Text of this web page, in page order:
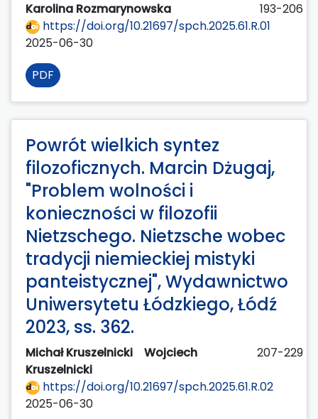
Karolina Rozmarynowska
193-206
https://doi.org/10.21697/spch.2025.61.R.01
2025-06-30
PDF
Powrót wielkich syntez
filozoficznych. Marcin Dżugaj,
"Problem wolności i
konieczności w filozofii
Nietzschego. Nietzsche wobec
tradycji niemieckiej mistyki
panteistycznej", Wydawnictwo
Uniwersytetu Łódzkiego, Łódź
2023, ss. 362.
Michał Kruszelnicki
Wojciech
Kruszelnicki
207-229
https://doi.org/10.21697/spch.2025.61.R.02
2025-06-30